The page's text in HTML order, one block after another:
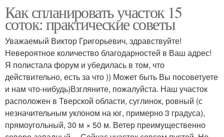
Как спланировать участок 15
соток: практические советы
Уважаемый Виктор Григорьевич, здравствуйте!
Невероятное количество благодарностей в Ваш адрес!
Я полистала форум и убедилась в том, что
действительно, есть за что )) Может быть Вы посоветуете
и нам что-нибудь)Взгляните, пожалуйста. Наш участок
расположен в Тверской области, суглинок, ровный (с
незначительным уклоном на юг, примерно 3 градуса),
прямоугольный, 30 м × 50 м. Ветер преимущественно